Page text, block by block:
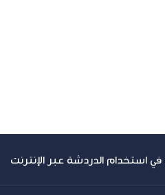
استخدام الدردشة عبر الإنترنت